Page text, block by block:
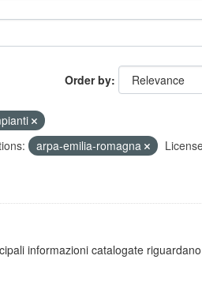
Order by
arpa-emilia-romagna
informazioni catalogate